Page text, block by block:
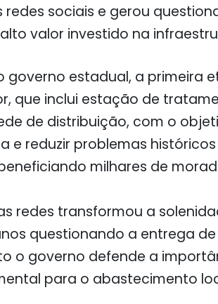
sociais e gerou
valor investido na
governo estadual, a primeira
que inclui estação de
de distribuição, com o
e reduzir problemas
milhares de
redes transformou a
questionando a entrega de
o governo defende a
para o abastecimento